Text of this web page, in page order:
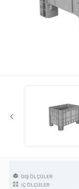
DIŞ ÖLÇÜLER
iÇ ÖLÇÜLER